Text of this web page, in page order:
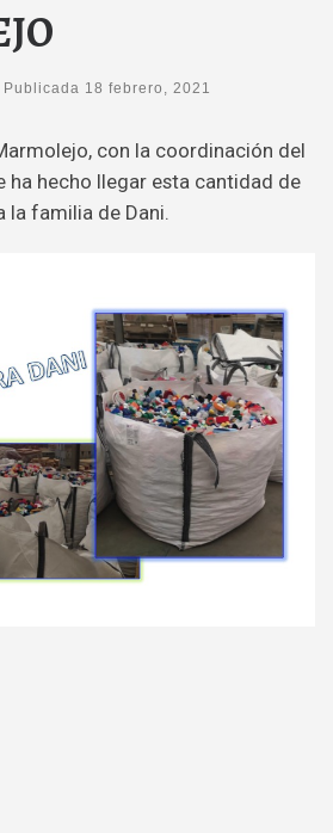
Publicada 18 febrero, 2021
con la coordinación del
ha hecho llegar esta cantidad de
familia de Dani.